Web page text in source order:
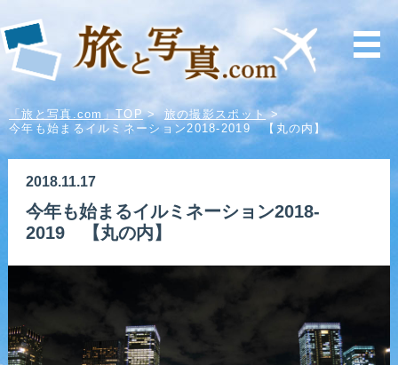
「旅と写真.com」TOP> 旅の撮影スポット>
今年も始まるイルミネーション2018-2019 【丸の内】
2018.11.17
今年も始まるイルミネーション2018-
2019 【丸の内】